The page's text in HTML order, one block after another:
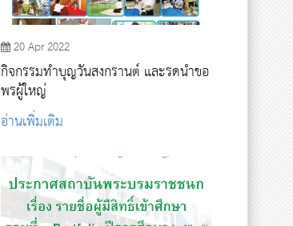
20 Apr 2022
กิจกรรมทําบุญวันสงกรานต์ และรดน้ำขอ
พรผู้ใหญ่
อ่านเพิ่มเติม